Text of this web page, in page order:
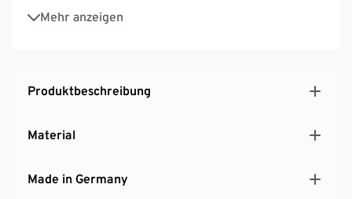
Mehr anzeigen
Eiche-Landhaus-Dekor mit fühlbarer Holzstruktur
MADE IN GERMANY
Produktbeschreibung
Material
Made in Germany